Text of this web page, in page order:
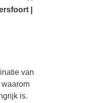
|
van
is.